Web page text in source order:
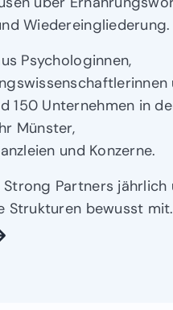
Wiedereingliederung.
Psychologinnen,
150 Unternehmen in
Münster,
und Konzerne.
Partners jährlich
Strukturen bewusst mit.